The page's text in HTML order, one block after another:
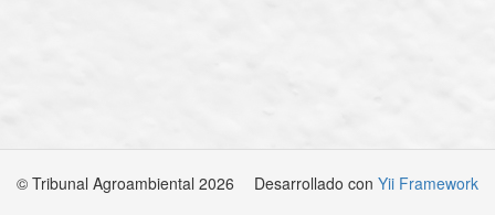
© Tribunal Agroambiental 2026 Desarrollado con Yii Framework